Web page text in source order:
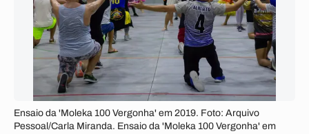
Ensaio da 'Moleka 100 Vergonha' em 2019. Foto: Arquivo
Pessoal/Carla Miranda. Ensaio da 'Moleka 100 Vergonha' em